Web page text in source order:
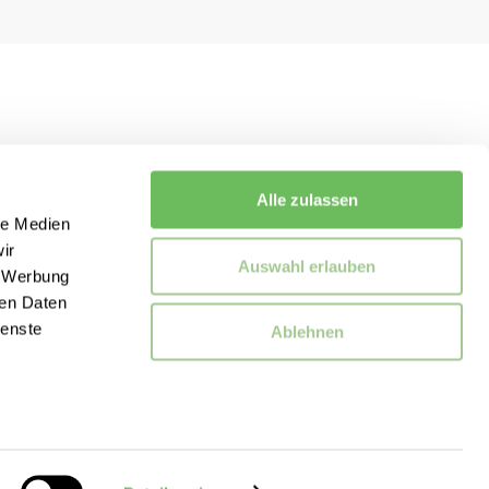
Medien
Daten
Alle zulassen
Auswahl erlauben
Ablehnen